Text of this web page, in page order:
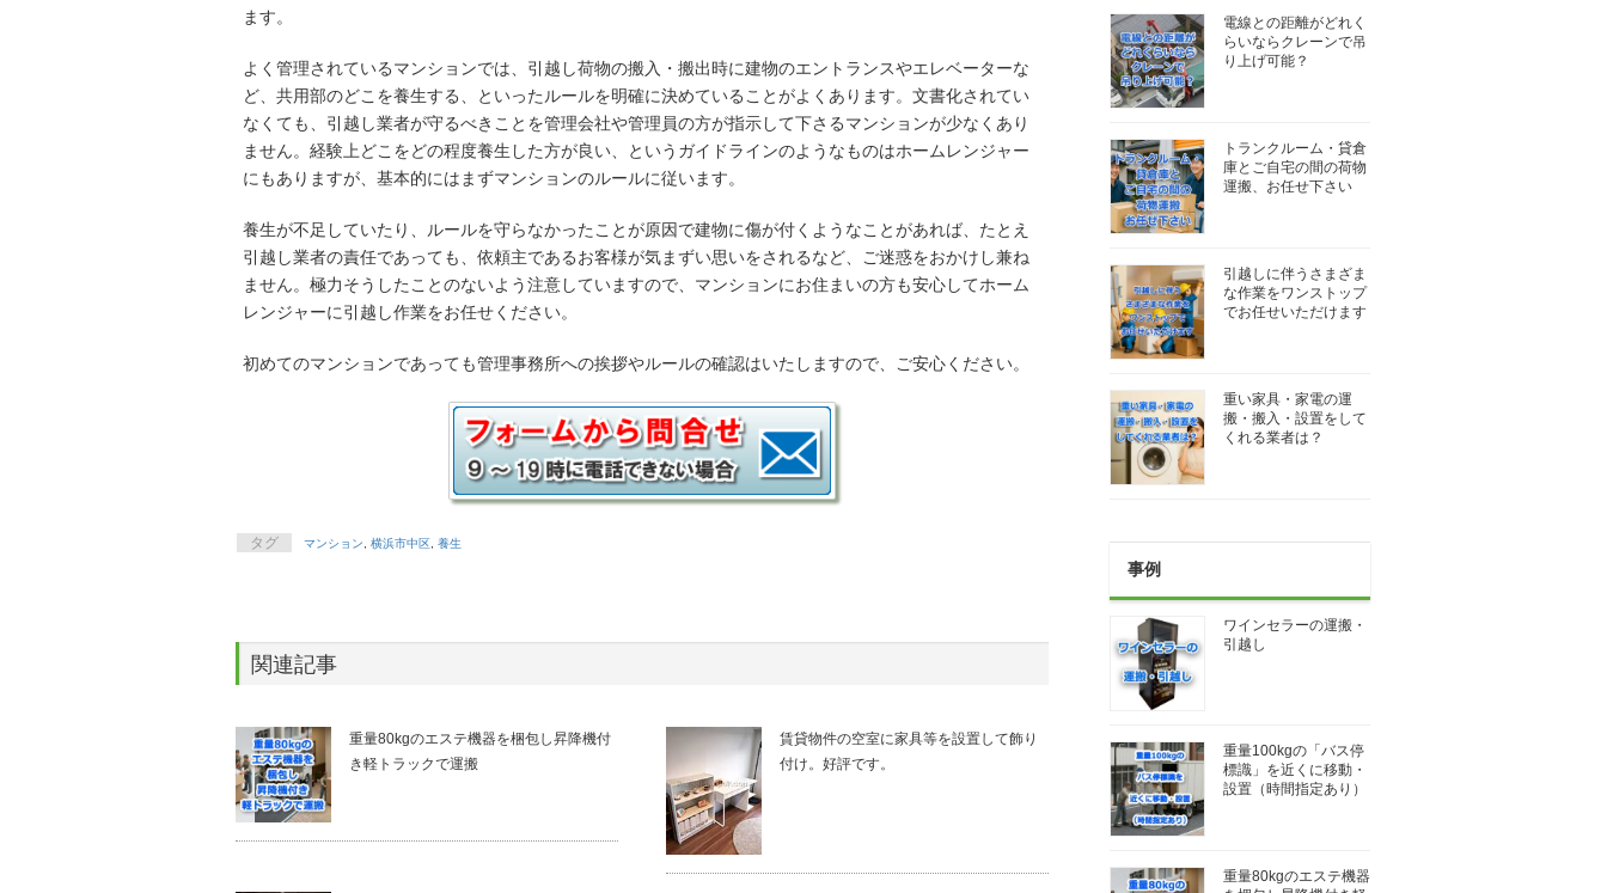
ます。
よく管理されているマンションでは、引越し荷物の搬入・搬出時に建物のエントランスやエレベーターな
ど、共用部のどこを養生する、といったルールを明確に決めていることがよくあります。文書化されてい
なくても、引越し業者が守るべきことを管理会社や管理員の方が指示して下さるマンションが少なくあり
ません。経験上どこをどの程度養生した方が良い、というガイドラインのようなものはホームレンジャー
にもありますが、基本的にはまずマンションのルールに従います。
養生が不足していたり、ルールを守らなかったことが原因で建物に傷が付くようなことがあれば、たとえ
引越し業者の責任であっても、依頼主であるお客様が気まずい思いをされるなど、ご迷惑をおかけし兼ね
ません。極力そうしたことのないよう注意していますので、マンションにお住まいの方も安心してホーム
レンジャーに引越し作業をお任せください。
初めてのマンションであっても管理事務所への挨拶やルールの確認はいたしますので、ご安心ください。
タグ マンション, 横浜市中区, 養生
関連記事
重量80kgのエステ機器を梱包し昇降機付
き軽トラックで運搬
賃貸物件の空室に家具等を設置して飾り
付け。好評です。
電線との距離がどれく
らいならクレーンで吊
り上げ可能？
トランクルーム・貸倉
庫とご自宅の間の荷物
運搬、お任せ下さい
引越しに伴うさまざま
な作業をワンストップ
でお任せいただけます
重い家具・家電の運
搬・搬入・設置をして
くれる業者は？
事例
ワインセラーの運搬・
引越し
重量100kgの「バス停
標識」を近くに移動・
設置（時間指定あり）
重量80kgのエステ機器